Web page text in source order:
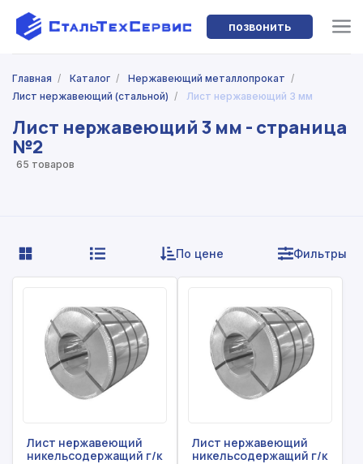
позвонить
Главная / Каталог / Нержавеющий металлопрокат /
Лист нержавеющий (стальной) / Лист нержавеющий 3 мм
Лист нержавеющий 3 мм - страница
№2
65 товаров
По цене Фильтры
Лист нержавеющий
никельсодержащий г/к
Лист нержавеющий
никельсодержащий г/к